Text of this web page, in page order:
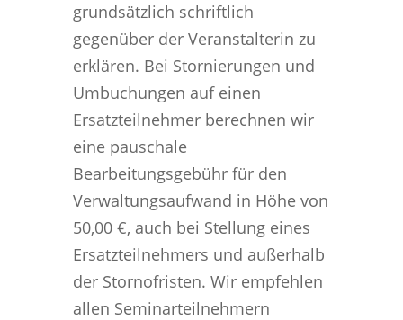
grundsätzlich schriftlich
gegenüber der Veranstalterin zu
erklären. Bei Stornierungen und
Umbuchungen auf einen
Ersatzteilnehmer berechnen wir
eine pauschale
Bearbeitungsgebühr für den
Verwaltungsaufwand in Höhe von
50,00 €, auch bei Stellung eines
Ersatzteilnehmers und außerhalb
der Stornofristen. Wir empfehlen
allen Seminarteilnehmern